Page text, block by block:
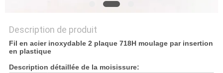
Description de produit
Fil en acier inoxydable 2 plaque 718H moulage par insertion
en plastique
Description détaillée de la moisissure: